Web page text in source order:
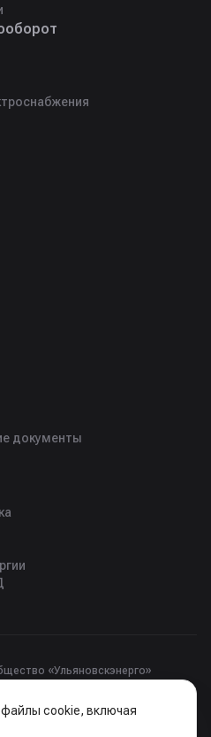
документы
«Ульяновскэнерго»
д. 23А.cookie, включая